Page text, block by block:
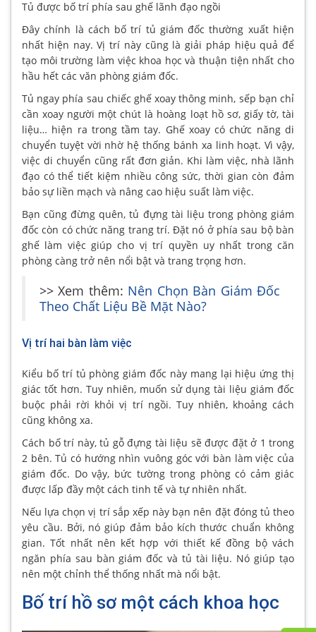
Tủ được bố trí phía sau ghế lãnh đạo ngồi
Đây chính là cách bố trí tủ giám đốc thường xuất hiện
nhất hiện nay. Vị trí này cũng là giải pháp hiệu quả để
tạo môi trường làm việc khoa học và thuận tiện nhất cho
hầu hết các văn phòng giám đốc.
Tủ ngay phía sau chiếc ghế xoay thông minh, sếp bạn chỉ
cần xoay người một chút là hoàng loạt hồ sơ, giấy tờ, tài
liệu… hiện ra trong tầm tay. Ghế xoay có chức năng di
chuyển tuyệt vời nhờ hệ thống bánh xa linh hoạt. Vì vậy,
việc di chuyển cũng rất đơn giản. Khi làm việc, nhà lãnh
đạo có thể tiết kiệm nhiều công sức, thời gian còn đảm
bảo sự liền mạch và nâng cao hiệu suất làm việc.
Bạn cũng đừng quên, tủ đựng tài liệu trong phòng giám
đốc còn có chức năng trang trí. Đặt nó ở phía sau bộ bàn
ghế làm việc giúp cho vị trí quyền uy nhất trong căn
phòng càng trở nên nổi bật và trang trọng hơn.
>> Xem thêm: Nên Chọn Bàn Giám Đốc
Theo Chất Liệu Bề Mặt Nào?
Vị trí hai bàn làm việc
Kiểu bố trí tủ phòng giám đốc này mang lại hiệu ứng thị
giác tốt hơn. Tuy nhiên, muốn sử dụng tài liệu giám đốc
buộc phải rời khỏi vị trí ngồi. Tuy nhiên, khoảng cách
cũng không xa.
Cách bố trí này, tủ gỗ đựng tài liệu sẽ được đặt ở 1 trong
2 bên. Tủ có hướng nhìn vuông góc với bàn làm việc của
giám đốc. Do vậy, bức tường trong phòng có cảm giác
được lấp đầy một cách tinh tế và tự nhiên nhất.
Nếu lựa chọn vị trí sắp xếp này bạn nên đặt đóng tủ theo
yêu cầu. Bởi, nó giúp đảm bảo kích thước chuẩn không
gian. Tốt nhất nên kết hợp với thiết kế đồng bộ vách
ngăn phía sau bàn giám đốc và tủ tài liệu. Nó giúp tạo
nên một chỉnh thể thống nhất mà nổi bật.
Bố trí hồ sơ một cách khoa học